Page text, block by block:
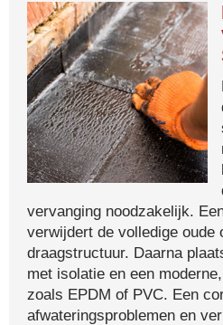
vervanging noodzakelijk.
verwijdert de volledige oude
draagstructuur. Daarna
met isolatie en een
zoals EPDM of PVC. Een
afwateringsproblemen en